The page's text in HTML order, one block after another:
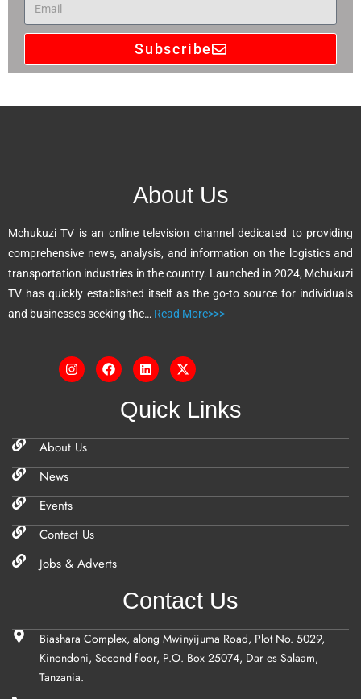
Subscribe
A
i
v
e
:
About Us
Mchukuzi TV is an online television channel dedicated to providing
comprehensive news, analysis, and information on the logistics and
transportation industries in the country. Launched in 2024, Mchukuzi
TV has quickly established itself as the go-to source for individuals
and businesses seeking the… Read More>>>
Quick Links
About Us
News
Events
Contact Us
Jobs & Adverts
Contact Us
Biashara Complex, along Mwinyijuma Road, Plot No. 5029,
Kinondoni, Second floor, P.O. Box 25074, Dar es Salaam,
Tanzania.